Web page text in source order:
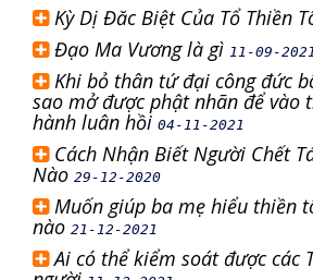
Kỳ Dị Đăc Biệt Của Tổ Thiền
Đạo Ma Vương là gì 11-09-
Khi bỏ thân tứ đại công đức
sao mở được phật nhãn để vào
hành luân hồi 04-11-2021
Cách Nhận Biết Người Chết
Nào 29-12-2020
Muốn giúp ba mẹ hiểu thiền
nào 21-12-2021
Ai có thể kiểm soát được các